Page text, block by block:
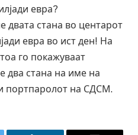
евра?
двата стана во центарот
евра во ист ден! На
го покажуваат
два стана на име на
портпаролот на СДСМ.